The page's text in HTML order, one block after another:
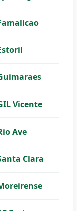
Vicente
Ave
Clara